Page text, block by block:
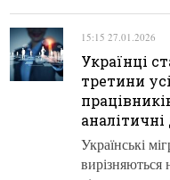
15:15 27.01.2026
Українці
третини
аналітичні
Українські
вирізняються